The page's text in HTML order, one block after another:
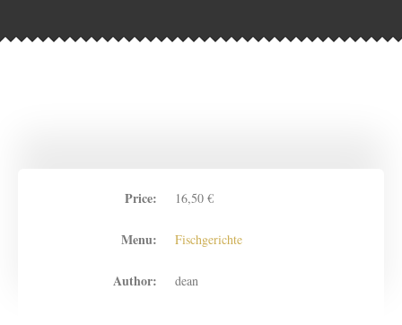
Price: 16,50 €
Menu: Fischgerichte
Author: dean